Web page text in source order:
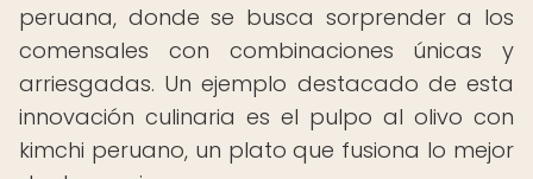
peruana, donde se busca sorprender a los
comensales con combinaciones únicas y
arriesgadas. Un ejemplo destacado de esta
innovación culinaria es el pulpo al olivo con
kimchi peruano, un plato que fusiona lo mejor